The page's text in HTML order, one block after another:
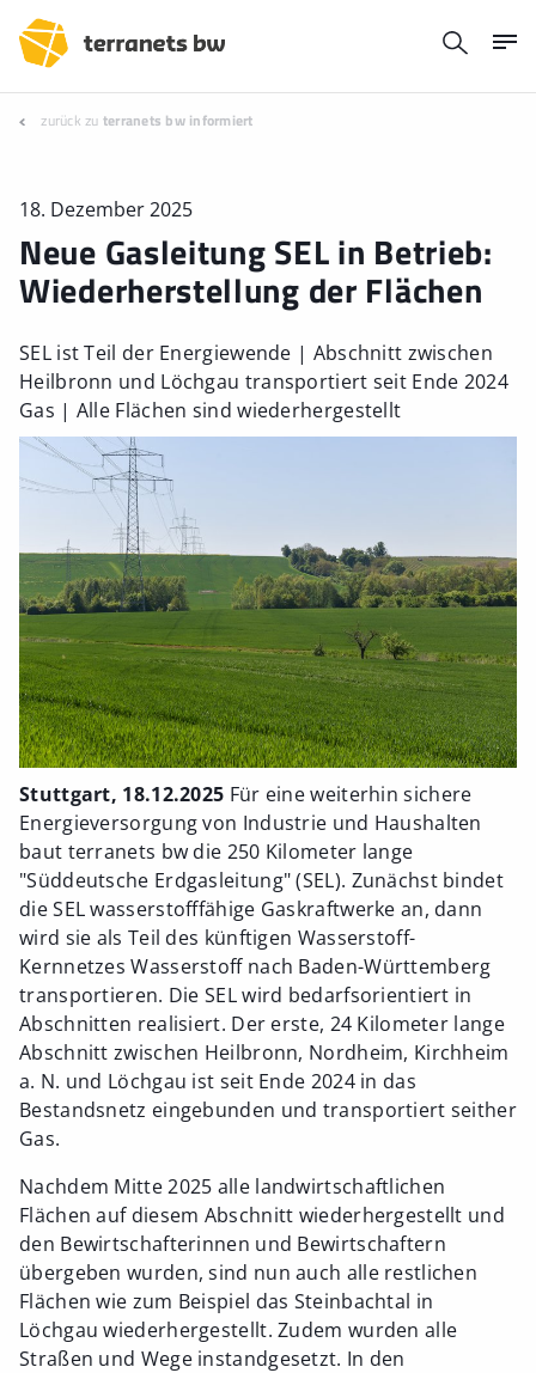
zurück zu terranets bw informiert
18. Dezember 2025
Neue Gasleitung SEL in Betrieb:
Wiederherstellung der Flächen
SEL ist Teil der Energiewende | Abschnitt zwischen
Heilbronn und Löchgau transportiert seit Ende 2024
Gas | Alle Flächen sind wiederhergestellt
Stuttgart, 18.12.2025 Für eine weiterhin sichere
Energieversorgung von Industrie und Haushalten
baut terranets bw die 250 Kilometer lange
"Süddeutsche Erdgasleitung" (SEL). Zunächst bindet
die SEL wasserstofffähige Gaskraftwerke an, dann
wird sie als Teil des künftigen Wasserstoff-
Kernnetzes Wasserstoff nach Baden-Württemberg
transportieren. Die SEL wird bedarfsorientiert in
Abschnitten realisiert. Der erste, 24 Kilometer lange
Abschnitt zwischen Heilbronn, Nordheim, Kirchheim
a. N. und Löchgau ist seit Ende 2024 in das
Bestandsnetz eingebunden und transportiert seither
Gas.
Nachdem Mitte 2025 alle landwirtschaftlichen
Flächen auf diesem Abschnitt wiederhergestellt und
den Bewirtschafterinnen und Bewirtschaftern
übergeben wurden, sind nun auch alle restlichen
Flächen wie zum Beispiel das Steinbachtal in
Löchgau wiederhergestellt. Zudem wurden alle
Straßen und Wege instandgesetzt. In den